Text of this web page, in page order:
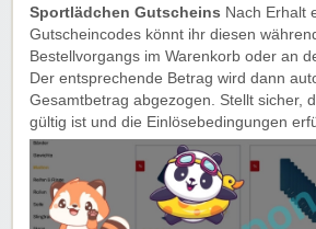
Sportlädchen Gutscheins Nach Erhalt
Gutscheincodes könnt ihr diesen
Bestellvorgangs im Warenkorb oder an
Der entsprechende Betrag wird dann
Gesamtbetrag abgezogen. Stellt sicher,
gültig ist und die Einlösebedingungen